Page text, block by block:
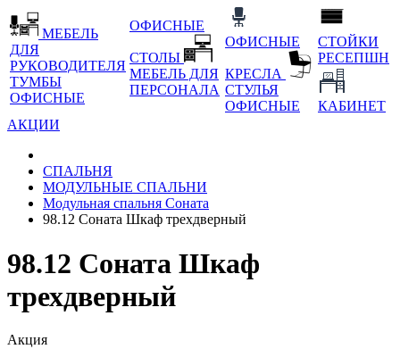
МЕБЕЛЬ
ДЛЯ
РУКОВОДИТЕЛЯ
ТУМБЫ
ОФИСНЫЕ
ОФИСНЫЕ
СТОЛЫ
МЕБЕЛЬ ДЛЯ
ПЕРСОНАЛА
ОФИСНЫЕ
КРЕСЛА
СТУЛЬЯ
ОФИСНЫЕ
СТОЙКИ
РЕСЕПШН
КАБИНЕТ
АКЦИИ
СПАЛЬНЯ
МОДУЛЬНЫЕ СПАЛЬНИ
Модульная спальня Соната
98.12 Соната Шкаф трехдверный
98.12 Соната Шкаф
трехдверный
Акция